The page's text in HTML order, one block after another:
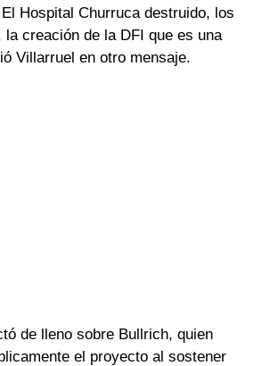
Hospital Churruca destruido, los
creación de la DFI que es una
Villarruel en otro mensaje.
de lleno sobre Bullrich, quien
el proyecto al sostener